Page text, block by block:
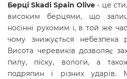
Берці Skadi Spain Olive - це
високим берцями, що
носінні рухомим і, в той же
чому знижується небезпека
Висота черевиків дозволяє
пилу, піску, вологи, а
подряпин і різних ударів.